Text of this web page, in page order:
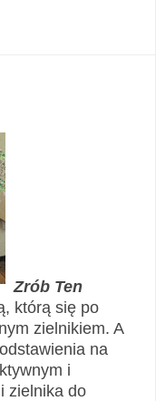
Zrób Ten
którą się po
zielnikiem. A
na
i
zielnika do